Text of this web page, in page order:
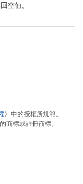
空值。
》中的授權所規範。
商標或註冊商標。